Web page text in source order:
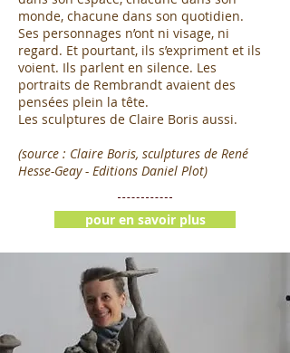
monde, chacune dans son quotidien.
Ses personnages n’ont ni visage, ni
regard. Et pourtant, ils s’expriment et ils
voient. Ils parlent en silence. Les
portraits de Rembrandt avaient des
pensées plein la tête.
Les sculptures de Claire Boris aussi.
(source : Claire Boris, sculptures de René
Hesse-Geay - Editions Daniel Plot)
pour en savoir plus